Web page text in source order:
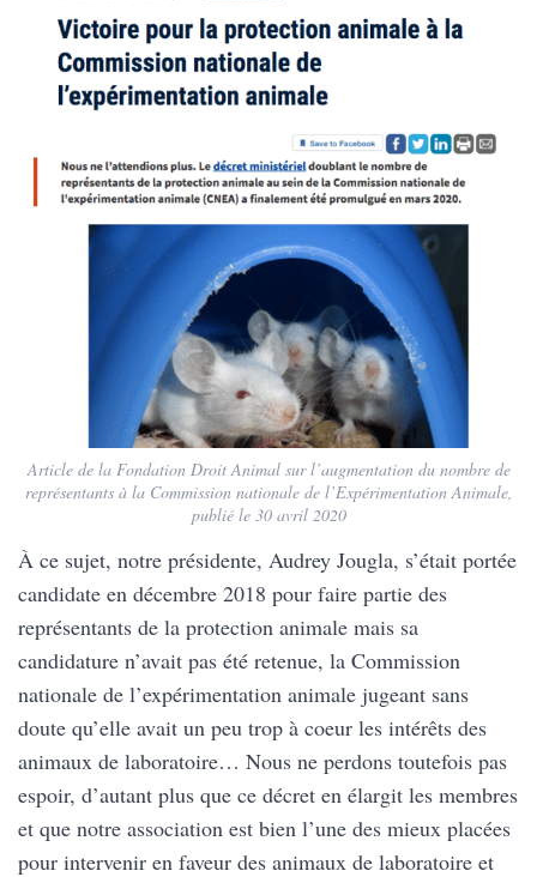
Article de la Fondation Droit Animal sur l’augmentation du nombre de
représentants à la Commission nationale de l’Expérimentation Animale,
publié le 30 avril 2020
À ce sujet, notre présidente, Audrey Jougla, s’était portée
candidate en décembre 2018 pour faire partie des
représentants de la protection animale mais sa
candidature n’avait pas été retenue, la Commission
nationale de l’expérimentation animale jugeant sans
doute qu’elle avait un peu trop à coeur les intérêts des
animaux de laboratoire… Nous ne perdons toutefois pas
espoir, d’autant plus que ce décret en élargit les membres
et que notre association est bien l’une des mieux placées
pour intervenir en faveur des animaux de laboratoire et